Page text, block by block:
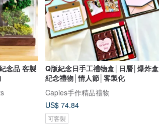
念品 客製
Q版紀念日手工禮物盒│日曆│爆炸盒│
紀念禮物│情人節│客製化
Capies手作精品禮物
US$ 74.84
可客製